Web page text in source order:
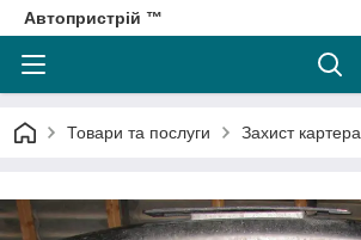
Автопристрій ™
Товари та послуги Захист картера